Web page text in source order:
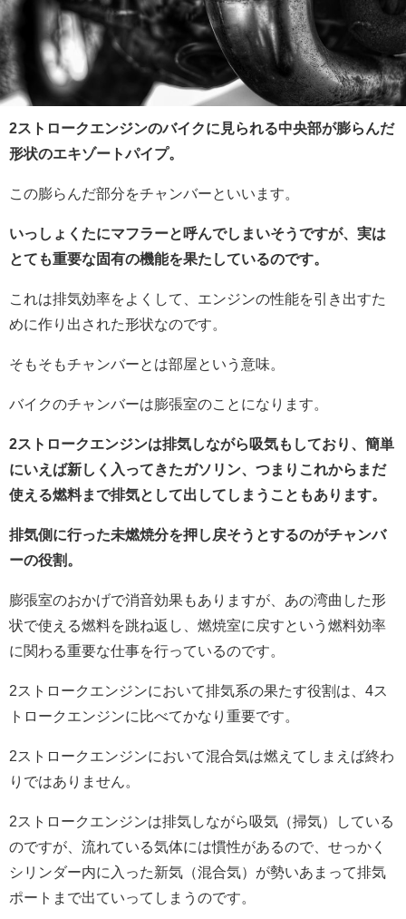
2ストロークエンジンのバイクに見られる中央部が膨らんだ
形状のエキゾートパイプ。
この膨らんだ部分をチャンバーといいます。
いっしょくたにマフラーと呼んでしまいそうですが、実は
とても重要な固有の機能を果たしているのです。
これは排気効率をよくして、エンジンの性能を引き出すた
めに作り出された形状なのです。
そもそもチャンバーとは部屋という意味。
バイクのチャンバーは膨張室のことになります。
2ストロークエンジンは排気しながら吸気もしており、簡単
にいえば新しく入ってきたガソリン、つまりこれからまだ
使える燃料まで排気として出してしまうこともあります。
排気側に行った未燃焼分を押し戻そうとするのがチャンバ
ーの役割。
膨張室のおかげで消音効果もありますが、あの湾曲した形
状で使える燃料を跳ね返し、燃焼室に戻すという燃料効率
に関わる重要な仕事を行っているのです。
2ストロークエンジンにおいて排気系の果たす役割は、4ス
トロークエンジンに比べてかなり重要です。
2ストロークエンジンにおいて混合気は燃えてしまえば終わ
りではありません。
2ストロークエンジンは排気しながら吸気（掃気）している
のですが、流れている気体には慣性があるので、せっかく
シリンダー内に入った新気（混合気）が勢いあまって排気
ポートまで出ていってしまうのです。